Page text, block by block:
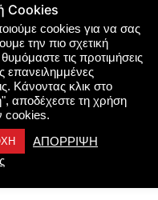
της ιστοσελίδας.
Cookies
cookies για να σας
την πιο σχετική
τις προτιμήσεις
επανειλημμένες
Κάνοντας κλικ στο
αποδέχεστε τη χρήση
cookies.
ΑΠΟΡΡΙΨΗ